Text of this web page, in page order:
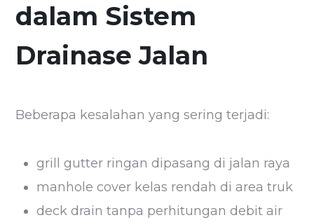
dalam Sistem
Drainase Jalan
Beberapa kesalahan yang sering terjadi:
grill gutter ringan dipasang di jalan raya
manhole cover kelas rendah di area truk
deck drain tanpa perhitungan debit air